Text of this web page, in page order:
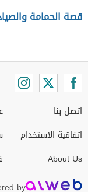
قصة الحمامة
اتصل بنا
اتفاقية الاستخدام
About Us
by